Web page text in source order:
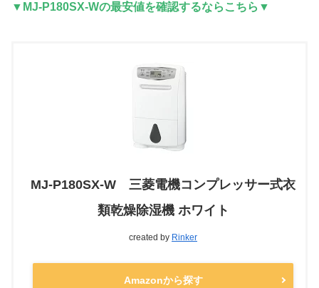
▼MJ-P180SX-Wの最安値を確認するならこちら▼
MJ-P180SX-W 三菱電機コンプレッサー式衣
類乾燥除湿機 ホワイト
created by Rinker
Amazonから探す